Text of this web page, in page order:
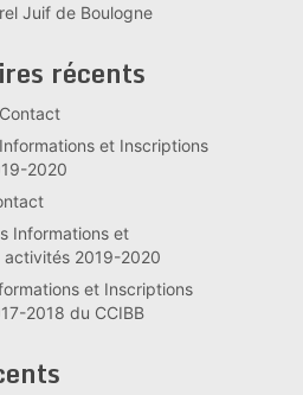
Juif de Boulogne
récents
Contact
Informations et Inscriptions
2020
Informations et
activités 2019-2020
et Inscriptions
2018 du CCIBB